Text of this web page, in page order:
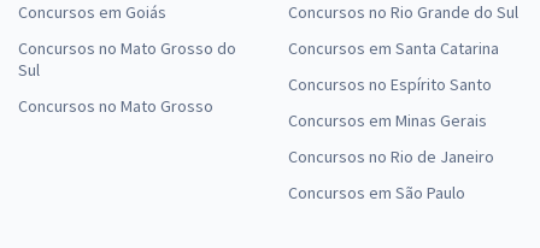
Concursos em Goiás
Concursos no Mato Grosso do
Sul
Concursos no Mato Grosso
Concursos no Rio Grande do Sul
Concursos em Santa Catarina
Concursos no Espírito Santo
Concursos em Minas Gerais
Concursos no Rio de Janeiro
Concursos em São Paulo